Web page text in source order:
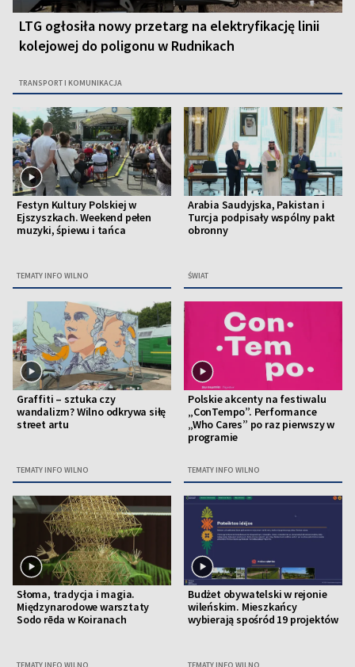
LTG ogłosiła nowy przetarg na elektryfikację linii
kolejowej do poligonu w Rudnikach
TRANSPORT I KOMUNIKACJA
Festyn Kultury Polskiej w
Ejszyszkach. Weekend pełen
muzyki, śpiewu i tańca
TEMATY INFO WILNO
Arabia Saudyjska, Pakistan i
Turcja podpisały wspólny pakt
obronny
ŚWIAT
Graffiti – sztuka czy
wandalizm? Wilno odkrywa siłę
street artu
TEMATY INFO WILNO
Polskie akcenty na festiwalu
„ConTempo”. Performance
„Who Cares” po raz pierwszy w
programie
TEMATY INFO WILNO
Słoma, tradycja i magia.
Międzynarodowe warsztaty
Sodo rēda w Koiranach
TEMATY INFO WILNO
Budżet obywatelski w rejonie
wileńskim. Mieszkańcy
wybierają spośród 19 projektów
TEMATY INFO WILNO